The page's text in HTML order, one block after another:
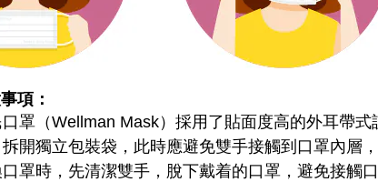
項：
罩 （Wellman Mask）採用了貼面度高的外耳帶式
開獨立包裝袋，此時應避免雙手接觸到口罩內層
罩時，先清潔雙手，脫下戴着的口罩，避免接觸